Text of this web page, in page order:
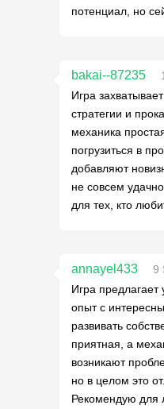
потенциал, но
bakai--87235
Игра
стратегии и
механика
погрузиться в
добавляют
не совсем
для тех, кто
annayel433
9
Игра предлагает
опыт с
развивать
приятная, а
возникают
но в целом это
Рекомендую для